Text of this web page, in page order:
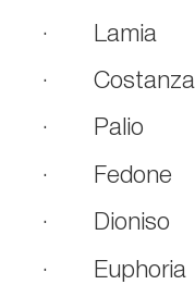
· Lamia
· Costanza
· Palio
· Fedone
· Dioniso
· Euphoria